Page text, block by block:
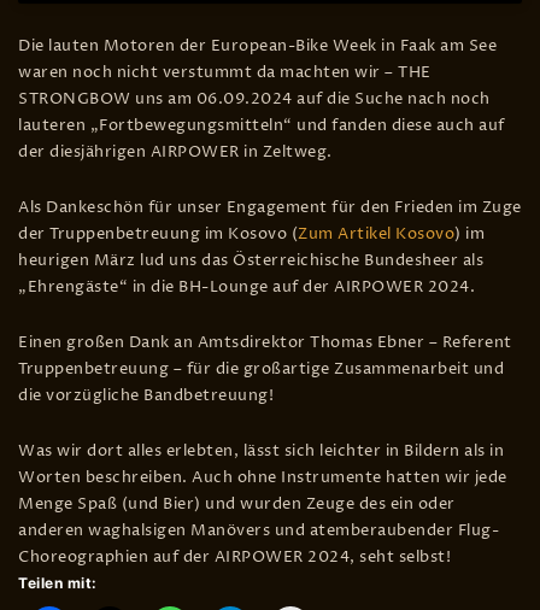
Die lauten Motoren der European-Bike Week in Faak am See
waren noch nicht verstummt da machten wir – THE
STRONGBOW uns am 06.09.2024 auf die Suche nach noch
lauteren „Fortbewegungsmitteln“ und fanden diese auch auf
der diesjährigen AIRPOWER in Zeltweg.
Als Dankeschön für unser Engagement für den Frieden im Zuge
der Truppenbetreuung im Kosovo (Zum Artikel Kosovo) im
heurigen März lud uns das Österreichische Bundesheer als
„Ehrengäste“ in die BH-Lounge auf der AIRPOWER 2024.
Einen großen Dank an Amtsdirektor Thomas Ebner – Referent
Truppenbetreuung – für die großartige Zusammenarbeit und
die vorzügliche Bandbetreuung!
Was wir dort alles erlebten, lässt sich leichter in Bildern als in
Worten beschreiben. Auch ohne Instrumente hatten wir jede
Menge Spaß (und Bier) und wurden Zeuge des ein oder
anderen waghalsigen Manövers und atemberaubender Flug-
Choreographien auf der AIRPOWER 2024, seht selbst!
Teilen mit: